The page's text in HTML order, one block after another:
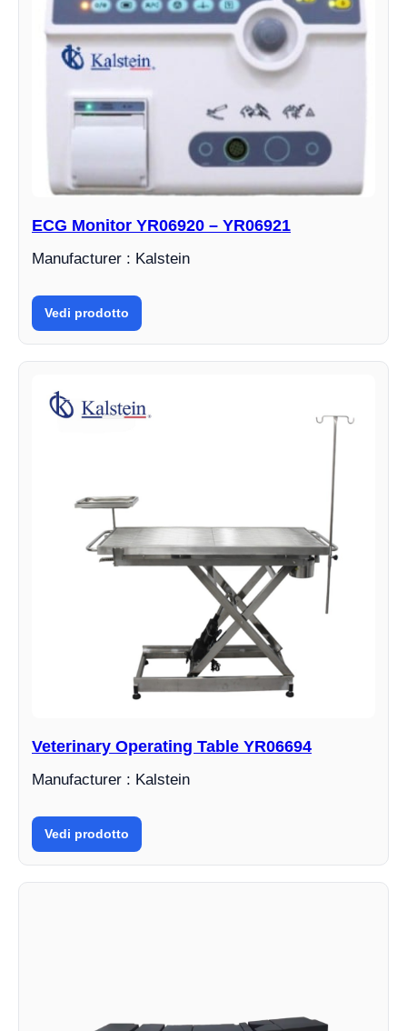
ECG Monitor YR06920 – YR06921
Manufacturer : Kalstein
Vedi prodotto
Veterinary Operating Table YR06694
Manufacturer : Kalstein
Vedi prodotto